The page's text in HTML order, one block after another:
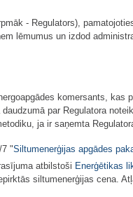
- Regulators),
lēmumus un izdod
komersants, kas
par Regulatora
ja ir saņemta
7 "Siltumenerģijas apgādes
atbilstoši Enerģētikas
siltumenerģijas cena.